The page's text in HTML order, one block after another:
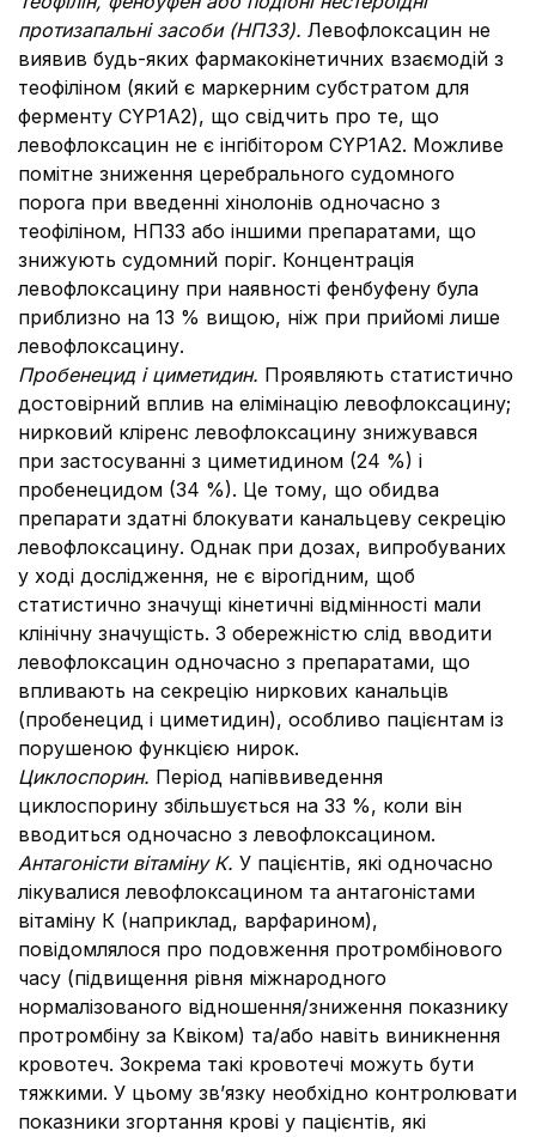
протизапальні засоби (НПЗЗ). Левофлоксацин не
виявив будь-яких фармакокінетичних взаємодій з
теофіліном (який є маркерним субстратом для
ферменту CYP1A2), що свідчить про те, що
левофлоксацин не є інгібітором CYP1A2. Можливе
помітне зниження церебрального судомного
порога при введенні хінолонів одночасно з
теофіліном, НПЗЗ або іншими препаратами, що
знижують судомний поріг. Концентрація
левофлоксацину при наявності фенбуфену була
приблизно на 13 % вищою, ніж при прийомі лише
левофлоксацину.
Пробенецид і циметидин. Проявляють статистично
достовірний вплив на елімінацію левофлоксацину;
нирковий кліренс левофлоксацину знижувався
при застосуванні з циметидином (24 %) і
пробенецидом (34 %). Це тому, що обидва
препарати здатні блокувати канальцеву секрецію
левофлоксацину. Однак при дозах, випробуваних
у ході дослідження, не є вірогідним, щоб
статистично значущі кінетичні відмінності мали
клінічну значущість. З обережністю слід вводити
левофлоксацин одночасно з препаратами, що
впливають на секрецію ниркових канальців
(пробенецид і циметидин), особливо пацієнтам із
порушеною функцією нирок.
Циклоспорин. Період напіввиведення
циклоспорину збільшується на 33 %, коли він
вводиться одночасно з левофлоксацином.
Антагоністи вітаміну К. У пацієнтів, які одночасно
лікувалися левофлоксацином та антагоністами
вітаміну К (наприклад, варфарином),
повідомлялося про подовження протромбінового
часу (підвищення рівня міжнародного
нормалізованого відношення/зниження показнику
протромбіну за Квіком) та/або навіть виникнення
кровотеч. Зокрема такі кровотечі можуть бути
тяжкими. У цьому зв’язку необхідно контролювати
показники згортання крові у пацієнтів, які